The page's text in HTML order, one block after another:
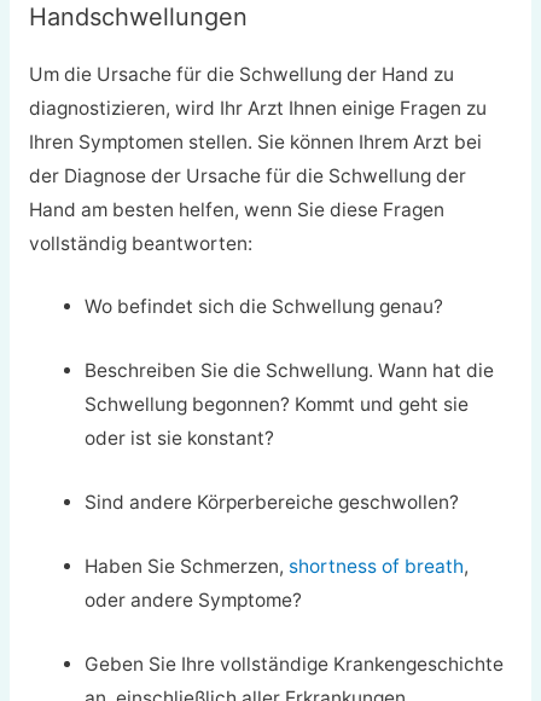
Handschwellungen
Um die Ursache für die Schwellung der Hand zu
diagnostizieren, wird Ihr Arzt Ihnen einige Fragen zu
Ihren Symptomen stellen. Sie können Ihrem Arzt bei
der Diagnose der Ursache für die Schwellung der
Hand am besten helfen, wenn Sie diese Fragen
vollständig beantworten:
Wo befindet sich die Schwellung genau?
Beschreiben Sie die Schwellung. Wann hat die
Schwellung begonnen? Kommt und geht sie
oder ist sie konstant?
Sind andere Körperbereiche geschwollen?
Haben Sie Schmerzen, shortness of breath,
oder andere Symptome?
Geben Sie Ihre vollständige Krankengeschichte